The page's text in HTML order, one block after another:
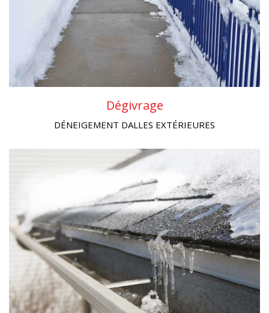
Dégivrage
DÉNEIGEMENT DALLES EXTÉRIEURES